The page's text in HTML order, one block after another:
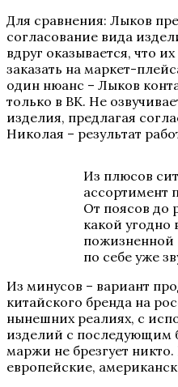
Для сравнения: Лыков
согласование вида
вдруг оказывается, что
заказать на маркет-
один нюанс – Лыков
только в ВК. Не
изделия, предлагая
Николая – результат
Из плюсов
ассортимент
От поясов до
какой угодно
пожизненной
по себе уже
Из минусов – вариант
китайского бренда на
нынешних реалиях, с
изделий с последующим
маржи не брезгует
европейские,